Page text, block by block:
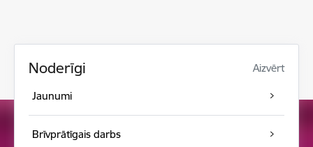
Noderīgi Aizvērt
Jaunumi
Brīvprātīgais darbs